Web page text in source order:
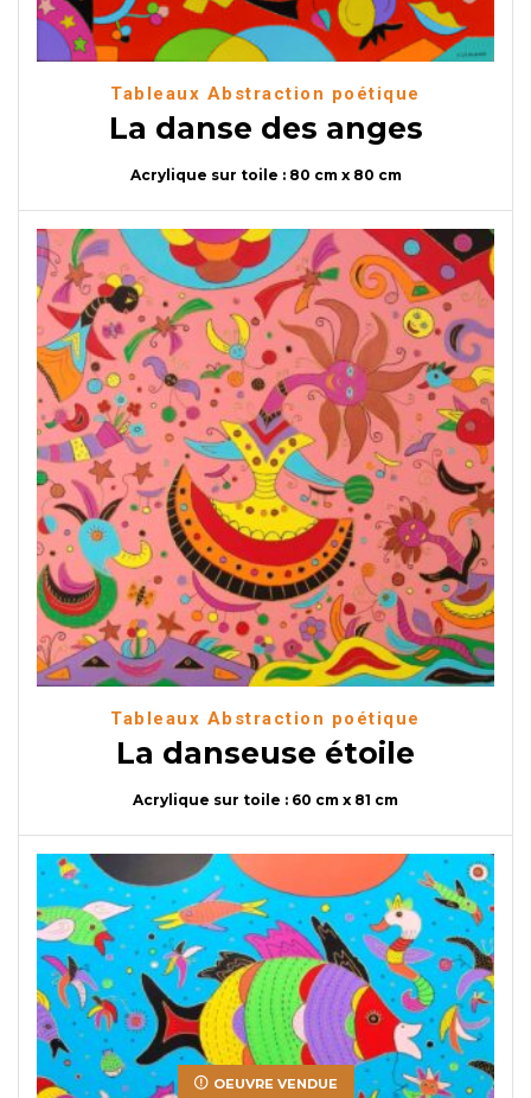
Tableaux Abstraction poétique
La danse des anges
Acrylique sur toile : 80 cm x 80 cm
Tableaux Abstraction poétique
La danseuse étoile
Acrylique sur toile : 60 cm x 81 cm
OEUVRE VENDUE